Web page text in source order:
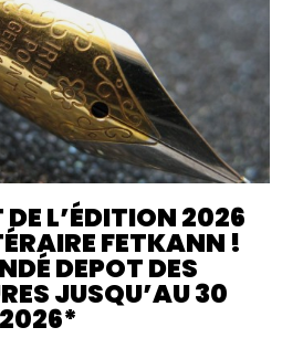
L’ÉDITION 2026
FETKANN !
DEPOT DES
JUSQU’AU 30
2026*